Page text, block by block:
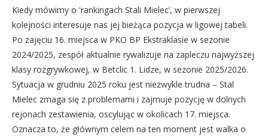
Kiedy mówimy o 'rankingach Stali Mielec’, w pierwszej
kolejności interesuje nas jej bieżąca pozycja w ligowej tabeli.
Po zajęciu 16. miejsca w PKO BP Ekstraklasie w sezonie
2024/2025, zespół aktualnie rywalizuje na zapleczu najwyższej
klasy rozgrywkowej, w Betclic 1. Lidze, w sezonie 2025/2026.
Sytuacja w grudniu 2025 roku jest niezwykle trudna – Stal
Mielec zmaga się z problemami i zajmuje pozycję w dolnych
rejonach zestawienia, oscylując w okolicach 17. miejsca.
Oznacza to, że głównym celem na ten moment jest walka o